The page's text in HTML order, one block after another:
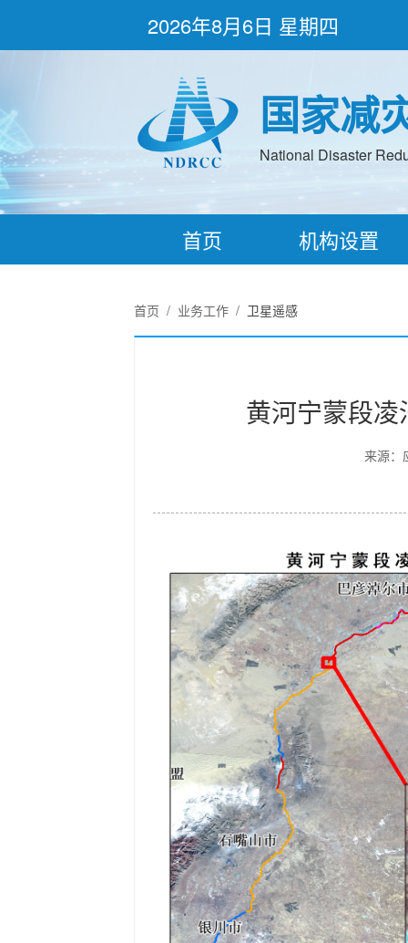
2026年8月6日 星期四
国家减
National Disaster
首页 机构设置
首页 / 业务工作/ 卫星遥感
黄河宁蒙段
来源：